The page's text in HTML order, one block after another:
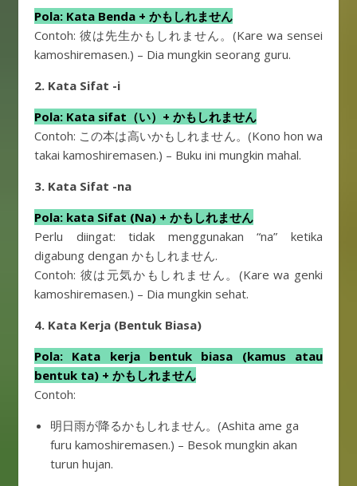
Pola: Kata Benda + かもしれません
Contoh: 彼は先生かもしれません。(Kare wa sensei
kamoshiremasen.) – Dia mungkin seorang guru.
2. Kata Sifat -i
Pola: Kata sifat（い）+ かもしれません
Contoh: この本は高いかもしれません。(Kono hon wa
takai kamoshiremasen.) – Buku ini mungkin mahal.
3. Kata Sifat -na
Pola: kata Sifat (Na) + かもしれません
Perlu diingat: tidak menggunakan “na” ketika
digabung dengan かもしれません.
Contoh: 彼は元気かもしれません。(Kare wa genki
kamoshiremasen.) – Dia mungkin sehat.
4. Kata Kerja (Bentuk Biasa)
Pola: Kata kerja bentuk biasa (kamus atau
bentuk ta) + かもしれません
Contoh:
明日雨が降るかもしれません。(Ashita ame ga
furu kamoshiremasen.) – Besok mungkin akan
turun hujan.